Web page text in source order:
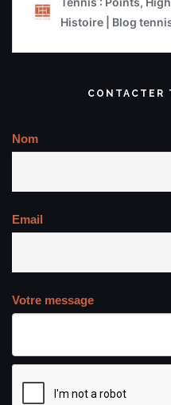
CONTACTER
Nom
Email
Votre message